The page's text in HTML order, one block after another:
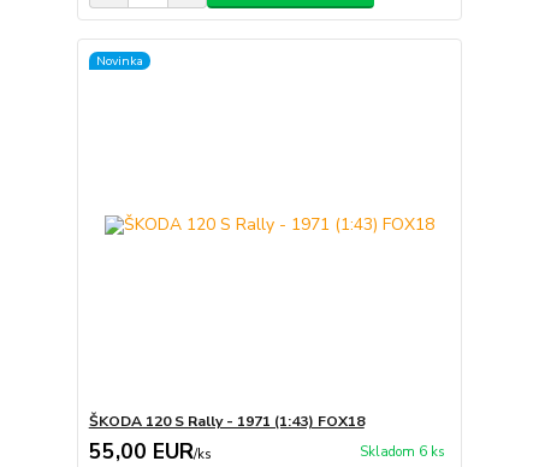
Novinka
ŠKODA 120 S Rally - 1971 (1:43) FOX18
55,00 EUR/ks Skladom 6 ks